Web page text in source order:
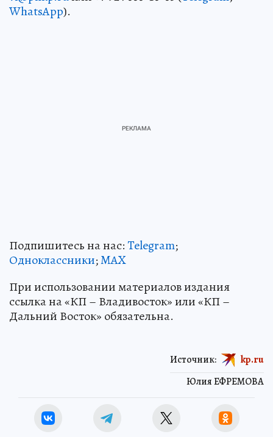
WhatsApp).
Подпишитесь на нас:Telegram;
Одноклассники;MAX
При использовании материалов издания
ссылка на «КП – Владивосток» или «КП –
Дальний Восток» обязательна.
Юлия ЕФРЕМОВА
Источник: kp.ru